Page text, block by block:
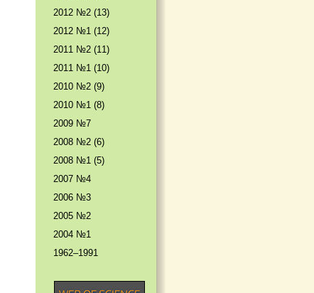
2012 №2 (13)
2012 №1 (12)
2011 №2 (11)
2011 №1 (10)
2010 №2 (9)
2010 №1 (8)
2009 №7
2008 №2 (6)
2008 №1 (5)
2007 №4
2006 №3
2005 №2
2004 №1
1962–1991